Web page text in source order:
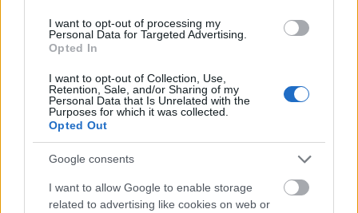
I want to opt-out of processing my
Personal Data for Targeted Advertising.
Opted In
I want to opt-out of Collection, Use,
Retention, Sale, and/or Sharing of my
Personal Data that Is Unrelated with the
Purposes for which it was collected.
Opted Out
Google consents
I want to allow Google to enable storage
related to advertising like cookies on web or
πάρουν παραπάνω κιλά και αυξημένη πιθανότητα
να κατακτήσουν τη μακροζωία.
Κάντεlikeστη σελίδα μας στοfacebookγια να
μαθαίνετε όλα τα νέα.